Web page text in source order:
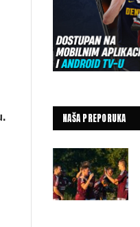
NAŠA PREPORUKA